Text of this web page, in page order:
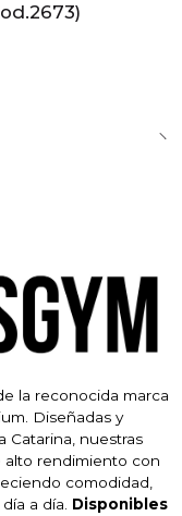
la reconocida marca
Diseñadas y
Catarina, nuestras
alto rendimiento con
comodidad,
a día. Disponibles